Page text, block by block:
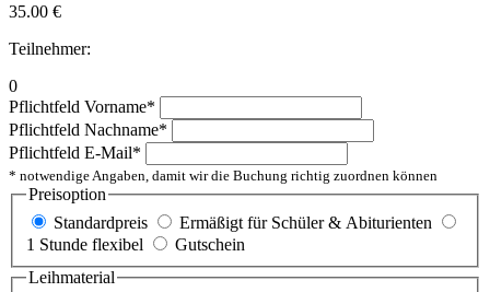
35.00 €
Teilnehmer:
0
Pflichtfeld Vorname*
Pflichtfeld Nachname*
Pflichtfeld E-Mail*
* notwendige Angaben, damit wir die Buchung richtig zuordnen können
Preisoption
Standardpreis
Ermäßigt für Schüler & Abiturienten
1 Stunde flexibel
Gutschein
Leihmaterial